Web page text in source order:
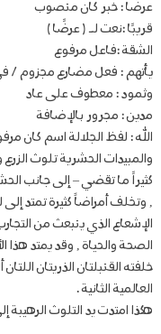
عرضًا : خبر كان منصوب
قريبًا :نعت لـ ( عرضًا )
الشقة :فاعل مرفوع
يأتهم : فعل مضارع مجزوم /
وثمود : معطوف على عاد
مدين : مجرور بالإضافة
الله : لفظ الجلالة اسم كان
والمبيدات الحشرية تلوث
كثيراً ما تقضي – إلى جانب
, وتخلف أمراضاً كثيرة تمتد إلى
الإشعاع الذي ينبعث من
الصحة والحياة , وقد يمتد
خلفته القنبلتان الذريتان
العالمية الثانية .
هكذا امتدت يد التلوث الرهيبة